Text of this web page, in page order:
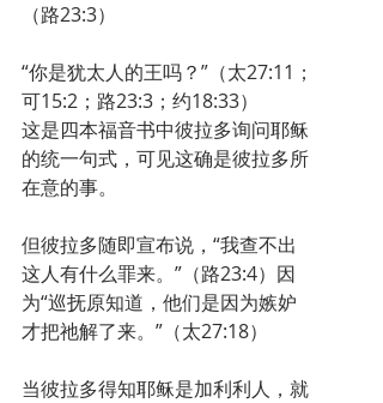
（路23:3）
“你是犹太人的王吗？”（太27:11；
可15:2；路23:3；约18:33）
这是四本福音书中彼拉多询问耶稣
的统一句式，可见这确是彼拉多所
在意的事。
但彼拉多随即宣布说，“我查不出
这人有什么罪来。”（路23:4）因
为“巡抚原知道，他们是因为嫉妒
才把祂解了来。”（太27:18）
当彼拉多得知耶稣是加利利人，就